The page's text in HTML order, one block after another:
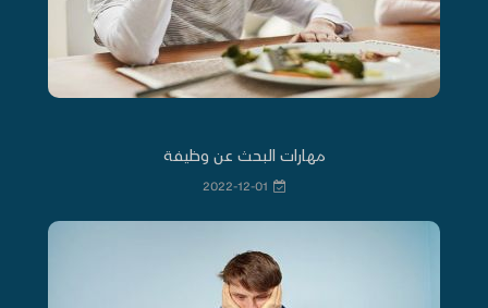
مهارات البحث عن وظيفة
2022-12-01